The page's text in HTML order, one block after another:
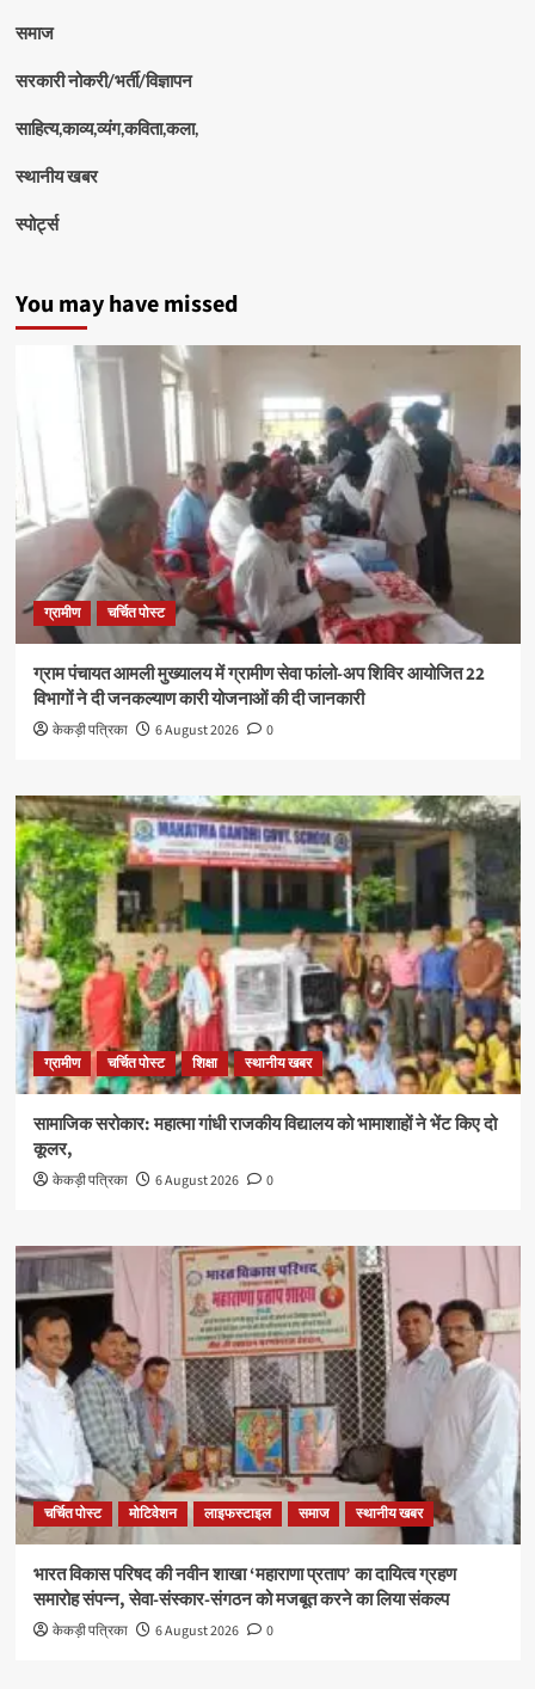
समाज
सरकारी नोकरी/भर्ती/विज्ञापन
साहित्य,काव्य,व्यंग,कविता,कला,
स्थानीय खबर
स्पोर्ट्स
You may have missed
ग्रामीण चर्चित पोस्ट
ग्राम पंचायत आमली मुख्यालय में ग्रामीण सेवा फांलो-अप शिविर आयोजित 22
विभागों ने दी जनकल्याण कारी योजनाओं की दी जानकारी
केकड़ी पत्रिका 6 August 2026 0
ग्रामीण चर्चित पोस्ट शिक्षा स्थानीय खबर
सामाजिक सरोकार: महात्मा गांधी राजकीय विद्यालय को भामाशाहों ने भेंट किए दो
कूलर,
केकड़ी पत्रिका 6 August 2026 0
चर्चित पोस्ट मोटिवेशन लाइफस्टाइल समाज स्थानीय खबर
भारत विकास परिषद की नवीन शाखा ‘महाराणा प्रताप’ का दायित्व ग्रहण
समारोह संपन्न, सेवा-संस्कार-संगठन को मजबूत करने का लिया संकल्प
केकड़ी पत्रिका 6 August 2026 0